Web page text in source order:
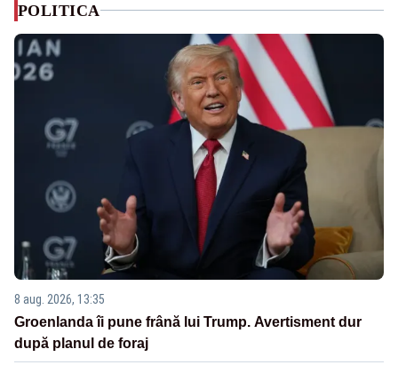
POLITICA
8 aug. 2026, 13:35
Groenlanda îi pune frână lui Trump. Avertisment dur
după planul de foraj